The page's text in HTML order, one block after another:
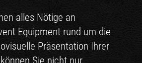
alles Nötige an
Equipment rund um die
Präsentation Ihrer
Sie nicht nur